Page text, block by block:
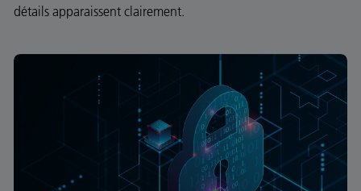
détails apparaissent clairement.